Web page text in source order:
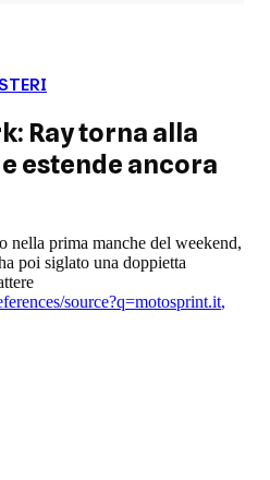
Ray torna alla
estende ancora
nella prima manche del weekend,
poi siglato una doppietta
source?q=motosprint.it,